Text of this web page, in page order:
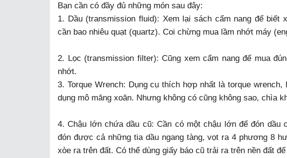
Bạn cần có đầy đủ những món sau đây:
1. Dầu (transmission fluid): Xem lại sách cẩm nang để biết
cần bao nhiêu quạt (quartz). Coi chừng mua lầm nhớt máy
2. Lọc (transmission filter): Cũng xem cẩm nang để mua
nhớt.
3. Torque Wrench: Dụng cụ thích hợp nhất là torque
dụng mô măng xoăn. Nhưng không có cũng không sao, chìa
4. Chậu lớn chứa dầu cũ: Cần có một chậu lớn để đón dầu
đón được cả những tia dầu ngang tàng, vọt ra 4 phương 8
xòe ra trên đất. Có thể dùng giấy báo cũ trải ra trên nền đất